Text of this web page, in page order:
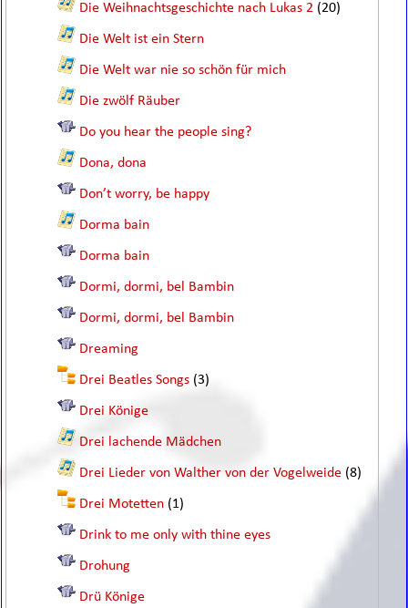
Die Weihnachtsgeschichte nach Lukas 2 (20)
Die Welt ist ein Stern
Die Welt war nie so schön für mich
Die zwölf Räuber
Do you hear the people sing?
Dona, dona
Don’t worry, be happy
Dorma bain
Dorma bain
Dormi, dormi, bel Bambin
Dormi, dormi, bel Bambin
Dreaming
Drei Beatles Songs (3)
Drei Könige
Drei lachende Mädchen
Drei Lieder von Walther von der Vogelweide (8)
Drei Motetten (1)
Drink to me only with thine eyes
Drohung
Drü Könige